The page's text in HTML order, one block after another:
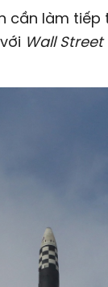
cần làm
Wall